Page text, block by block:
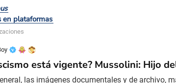
Dejo por fuera de la lista la temporada 5
en breve y con devoción. Se incluyen series y
– temp. 1 (9 episodios) –
en plataformas
está vigente? Mussolini: Hijo
las imágenes documentales y de archivo,